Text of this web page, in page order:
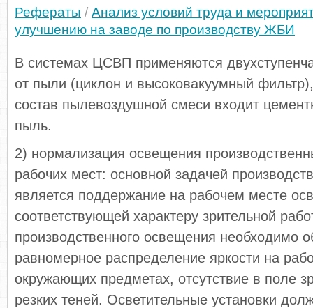
Рефераты / Анализ условий труда и
улучшению на заводе по производству ЖБИ
В системах ЦСВП применяются
от пыли (циклон и высоковакуумный фильтр),
состав пылевоздушной смеси входит
пыль.
2) нормализация освещения
рабочих мест: основной задачей
является поддержание на рабочем месте
соответствующей характеру зрительной
производственного освещения необходимо
равномерное распределение яркости на
окружающих предметах, отсутствие в поле
резких теней. Осветительные установки